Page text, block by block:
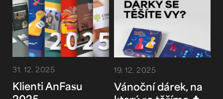
31. 12. 2025
Klienti AnFasu
19. 12. 2025
Vánoční dárek, na